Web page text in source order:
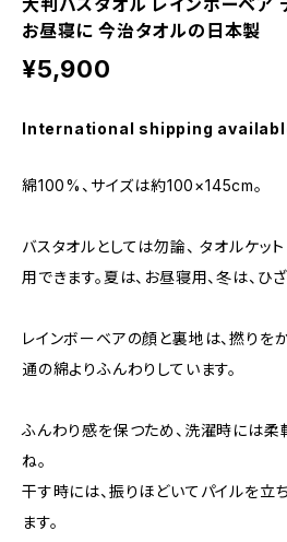
大判バスタオル レインボーベア
お昼寝に 今治タオルの日本製
¥5,900
International shipping
綿100%、サイズは約100×145cm。
バスタオルとしては勿論、 タオルケット
用できます。夏は、お昼寝用、冬は、ひ
レインボーベアの顔と裏地は、撚りを
通の綿よりふんわりしています。
ふんわり感を保つため、洗濯時には柔
ね。
干す時には、振りほどいてパイルを立
ます。